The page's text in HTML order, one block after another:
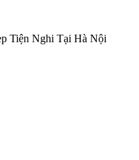
Tiện Nghi Tại Hà Nội